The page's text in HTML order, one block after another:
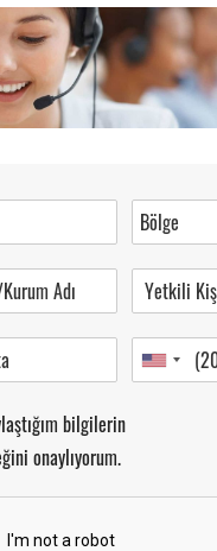
0 (216) 462 49 34
Cumartesi 09.00-20.00
bilgilerin
onaylıyorum.